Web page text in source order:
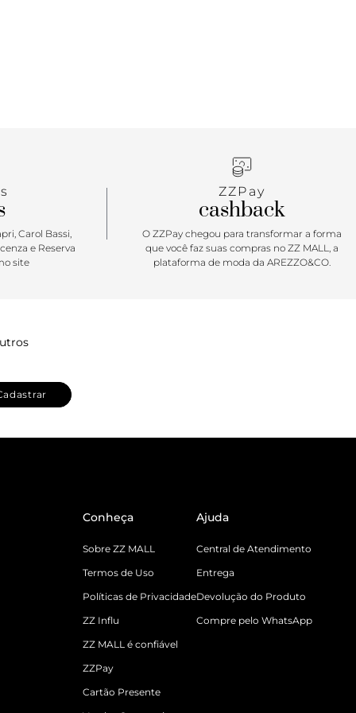
Carol Bassi,
e Reserva
site
ZZPay
cashback
O ZZPay chegou para transformar a forma
que você faz suas compras no ZZ MALL, a
plataforma de moda da AREZZO&CO.
Conheça
Sobre ZZ MALL
Termos de Uso
Políticas de Privacidade
ZZ Influ
ZZ MALL é confiável
ZZPay
Cartão Presente
Ajuda
Central de Atendimento
Entrega
Devolução do Produto
Compre pelo WhatsApp